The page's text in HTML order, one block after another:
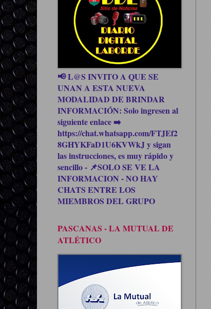
📢 L@S INVITO A QUE SE
UNAN A ESTA NUEVA
MODALIDAD DE BRINDAR
INFORMACIÓN: Solo ingresen al
siguiente enlace ➡️
https://chat.whatsapp.com/FTJEf2
8GHYKFaD1U6KVWkJ y sigan
las instrucciones, es muy rápido y
sencillo - 📌SOLO SE VE LA
INFORMACION - NO HAY
CHATS ENTRE LOS
MIEMBROS DEL GRUPO
PASCANAS - LA MUTUAL DE
ATLÉTICO